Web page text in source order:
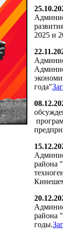
2025 и
года"
района
района
годы.